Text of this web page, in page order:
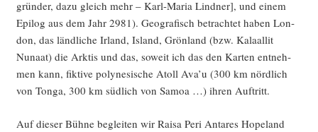
grün­der, dazu gleich mehr – Karl-Maria Lind­ner], und einem
Epi­log aus dem Jahr 2981). Geo­gra­fisch betrach­tet haben Lon­
don, das länd­li­che Irland, Island, Grön­land (bzw. Kalaal­lit
Nunaat) die Ark­tis und das, soweit ich das den Kar­ten ent­neh­
men kann, fik­ti­ve poly­ne­si­sche Atoll Ava’u (300 km nörd­lich
von Ton­ga, 300 km süd­lich von Samoa …) ihren Auftritt.
Auf die­ser Büh­ne beglei­ten wir Raisa Peri Ant­ares Hope­land